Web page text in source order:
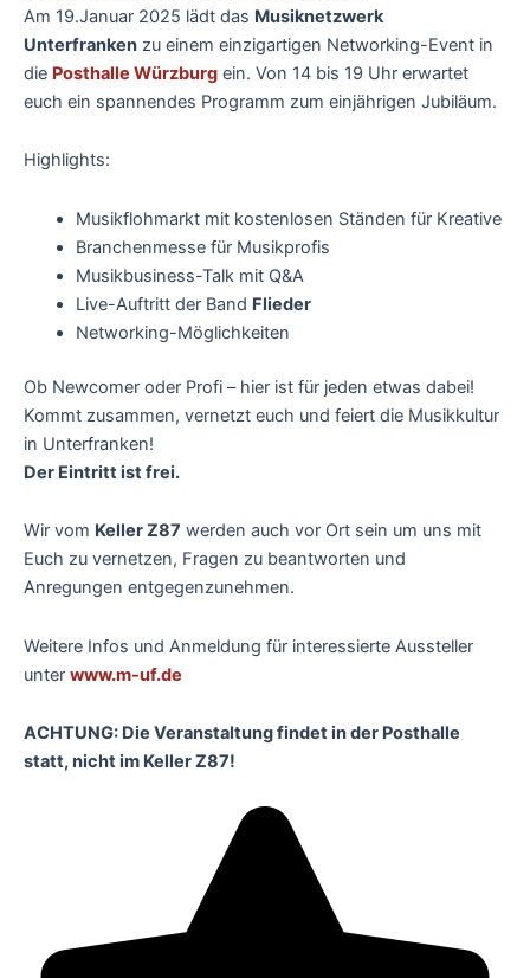
Am 19.Januar 2025 lädt das Musiknetzwerk
Unterfranken zu einem einzigartigen Networking-Event in
die Posthalle Würzburg ein. Von 14 bis 19 Uhr erwartet
euch ein spannendes Programm zum einjährigen Jubiläum.
Highlights:
Musikflohmarkt mit kostenlosen Ständen für Kreative
Branchenmesse für Musikprofis
Musikbusiness-Talk mit Q&A
Live-Auftritt der Band Flieder
Networking-Möglichkeiten
Ob Newcomer oder Profi – hier ist für jeden etwas dabei!
Kommt zusammen, vernetzt euch und feiert die Musikkultur
in Unterfranken!
Der Eintritt ist frei.
Wir vom Keller Z87 werden auch vor Ort sein um uns mit
Euch zu vernetzen, Fragen zu beantworten und
Anregungen entgegenzunehmen.
Weitere Infos und Anmeldung für interessierte Aussteller
unter www.m-uf.de
ACHTUNG: Die Veranstaltung findet in der Posthalle
statt, nicht im Keller Z87!